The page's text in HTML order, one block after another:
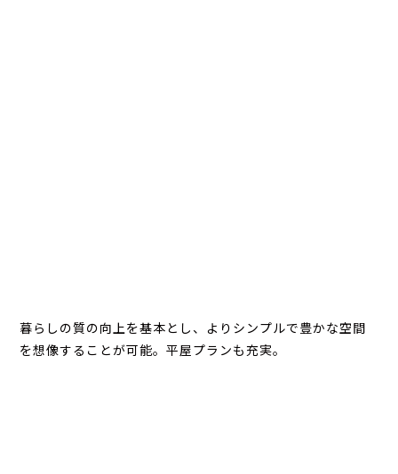
暮らしの質の向上を基本とし、よりシンプルで豊かな空間
を想像することが可能。平屋プランも充実。